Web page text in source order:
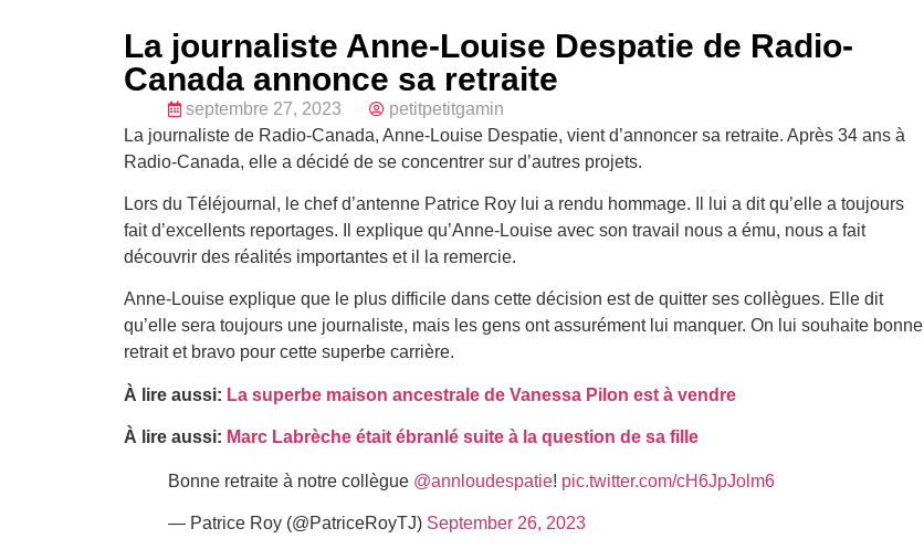
La journaliste Anne-Louise Despatie de Radio-
Canada annonce sa retraite
septembre 27, 2023
petitpetitgamin
La journaliste de Radio-Canada, Anne-Louise Despatie, vient d’annoncer sa retraite. Après 34 ans à
Radio-Canada, elle a décidé de se concentrer sur d’autres projets.
Lors du Téléjournal, le chef d’antenne Patrice Roy lui a rendu hommage. Il lui a dit qu’elle a toujours
fait d’excellents reportages. Il explique qu’Anne-Louise avec son travail nous a ému, nous a fait
découvrir des réalités importantes et il la remercie.
Anne-Louise explique que le plus difficile dans cette décision est de quitter ses collègues. Elle dit
qu’elle sera toujours une journaliste, mais les gens ont assurément lui manquer. On lui souhaite bonne
retrait et bravo pour cette superbe carrière.
À lire aussi: La superbe maison ancestrale de Vanessa Pilon est à vendre
À lire aussi: Marc Labrèche était ébranlé suite à la question de sa fille
Bonne retraite à notre collègue @annloudespatie! pic.twitter.com/cH6JpJolm6
— Patrice Roy (@PatriceRoyTJ) September 26, 2023